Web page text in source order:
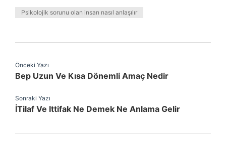
Psikolojik sorunu olan insan nasıl anlaşılır
Önceki Yazı
Bep Uzun Ve Kısa Dönemli Amaç Nedir
Sonraki Yazı
İTilaf Ve Ittifak Ne Demek Ne Anlama Gelir